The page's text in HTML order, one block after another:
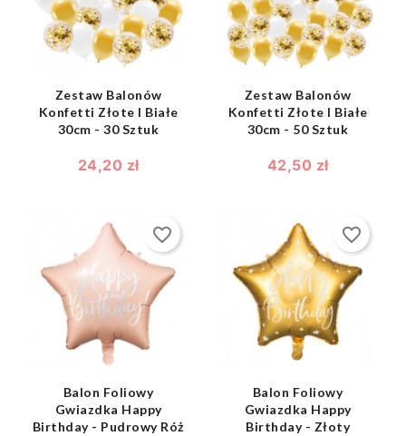
Zestaw Balonów
Konfetti Złote I Białe
30cm - 30 Sztuk
24,20 zł
Zestaw Balonów
Konfetti Złote I Białe
30cm - 50 Sztuk
42,50 zł
shopping_bag 
Balon Foliowy
Gwiazdka Happy
Birthday - Pudrowy Róż
favorite_border
shopping_bag 
Balon Foliowy
Gwiazdka Happy
Birthday - Złoty
favorite_border